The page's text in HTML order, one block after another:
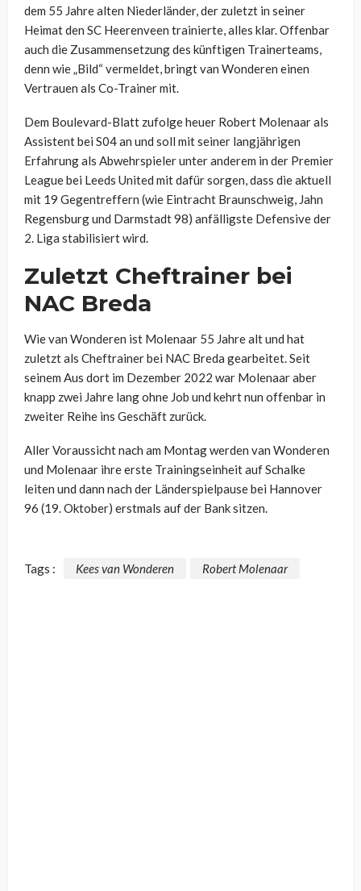
dem 55 Jahre alten Niederländer, der zuletzt in seiner
Heimat den SC Heerenveen trainierte, alles klar. Offenbar
auch die Zusammensetzung des künftigen Trainerteams,
denn wie „Bild“ vermeldet, bringt van Wonderen einen
Vertrauen als Co-Trainer mit.
Dem Boulevard-Blatt zufolge heuer Robert Molenaar als
Assistent bei S04 an und soll mit seiner langjährigen
Erfahrung als Abwehrspieler unter anderem in der Premier
League bei Leeds United mit dafür sorgen, dass die aktuell
mit 19 Gegentreffern (wie Eintracht Braunschweig, Jahn
Regensburg und Darmstadt 98) anfälligste Defensive der
2. Liga stabilisiert wird.
Zuletzt Cheftrainer bei
NAC Breda
Wie van Wonderen ist Molenaar 55 Jahre alt und hat
zuletzt als Cheftrainer bei NAC Breda gearbeitet. Seit
seinem Aus dort im Dezember 2022 war Molenaar aber
knapp zwei Jahre lang ohne Job und kehrt nun offenbar in
zweiter Reihe ins Geschäft zurück.
Aller Voraussicht nach am Montag werden van Wonderen
und Molenaar ihre erste Trainingseinheit auf Schalke
leiten und dann nach der Länderspielpause bei Hannover
96 (19. Oktober) erstmals auf der Bank sitzen.
Tags : Kees van Wonderen Robert Molenaar